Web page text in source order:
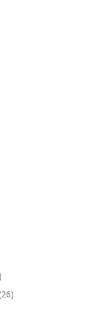
(26)